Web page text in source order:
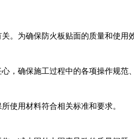
为确保防火板贴面的质量和使用效果
，确保施工过程中的各项操作规范、
使用材料符合相关标准和要求。